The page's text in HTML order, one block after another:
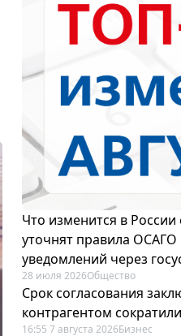
Что изменится в России
уточнят правила
уведомлений через
28 июля 2026Общество
Срок согласования
контрагентом сократили
16:55 7 августа 2026Бизнес